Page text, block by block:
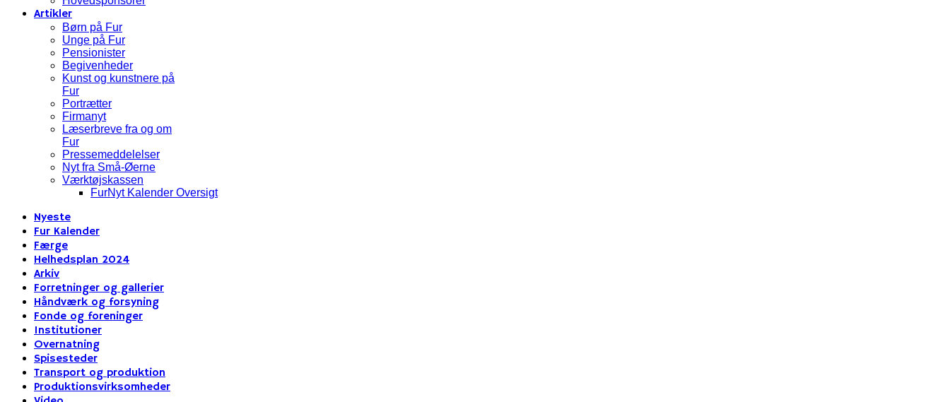
Artikler
Børn på Fur
Unge på Fur
Pensionister
Begivenheder
Kunst og kunstnere på
Fur
Portrætter
Firmanyt
Læserbreve fra og om
Fur
Pressemeddelelser
Nyt fra Små-Øerne
Værktøjskassen
FurNyt Kalender Oversigt
Nyeste
Fur Kalender
Færge
Helhedsplan 2024
Arkiv
Forretninger og gallerier
Håndværk og forsyning
Fonde og foreninger
Institutioner
Overnatning
Spisesteder
Transport og produktion
Produktionsvirksomheder